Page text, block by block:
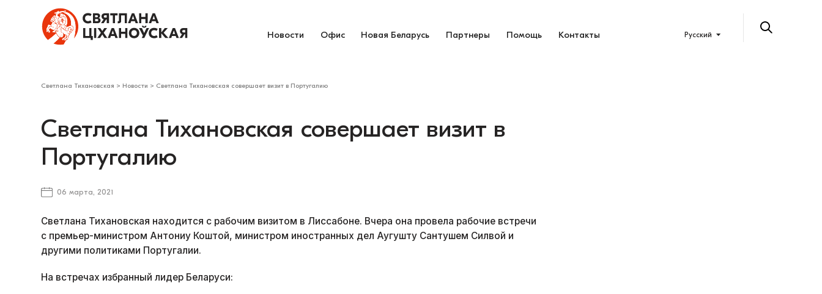
Новости Офис Новая Беларусь Партнеры Помощь Контакты Русский
Светлана Тихановская > Новости > Светлана Тихановская совершает визит в Португалию
Светлана Тихановская совершает визит в
Португалию
06 марта, 2021
Светлана Тихановская находится с рабочим визитом в Лиссабоне. Вчера она провела рабочие встречи
с премьер-министром Антониу Коштой, министром иностранных дел Аугушту Сантушем Силвой и
другими политиками Португалии.
На встречах избранный лидер Беларуси: